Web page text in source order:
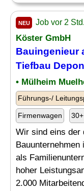
NEU Job vor 2
Köster GmbH
Bauingenieur
Tiefbau
• Mülheim
Führungs-/
Firmenwagen
Wir sind eins der
Bauunternehmen
als
hoher
2.000